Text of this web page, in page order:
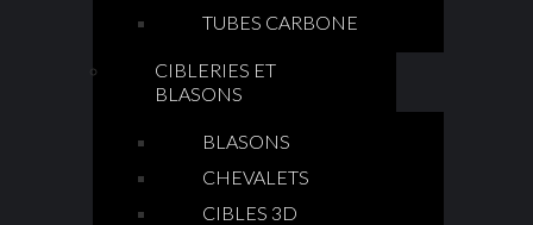
TUBES CARBONE
CIBLERIES ET
BLASONS
BLASONS
CHEVALETS
CIBLES 3D